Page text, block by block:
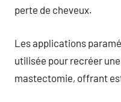
perte de cheveux.
Les applications
utilisée pour recréer
mastectomie, offrant